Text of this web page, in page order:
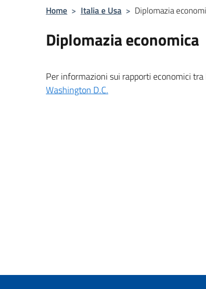
Home > Italia e Usa > Diplomazia
Diplomazia economica
Per informazioni sui rapporti economici
Washington D.C.